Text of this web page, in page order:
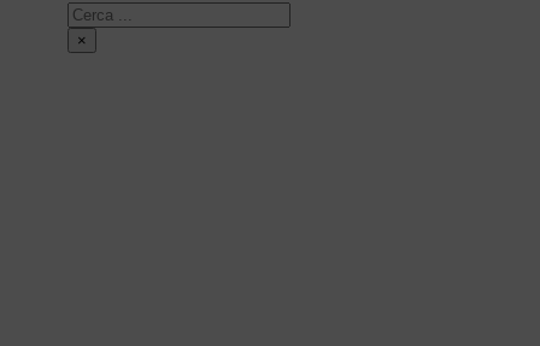
Cerca
×